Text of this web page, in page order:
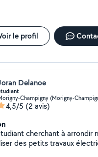
le profil
Delanoe
Champigny (Morigny-
4,5/5 (2 avis)
cherchant à arrondir
des petits travaux